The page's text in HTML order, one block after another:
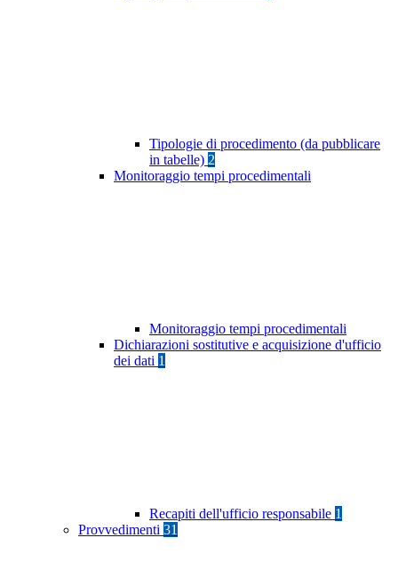
Tipologie di procedimento (da pubblicare
in tabelle) 2
Monitoraggio tempi procedimentali
Monitoraggio tempi procedimentali
Dichiarazioni sostitutive e acquisizione d'ufficio
dei dati 1
Recapiti dell'ufficio responsabile 1
Provvedimenti 31